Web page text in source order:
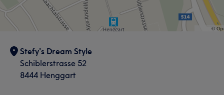
Stefy's Dream Style
Schiblerstrasse 52
8444 Henggart